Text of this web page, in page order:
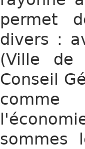
permet
divers :
(Ville de
Conseil
sommes